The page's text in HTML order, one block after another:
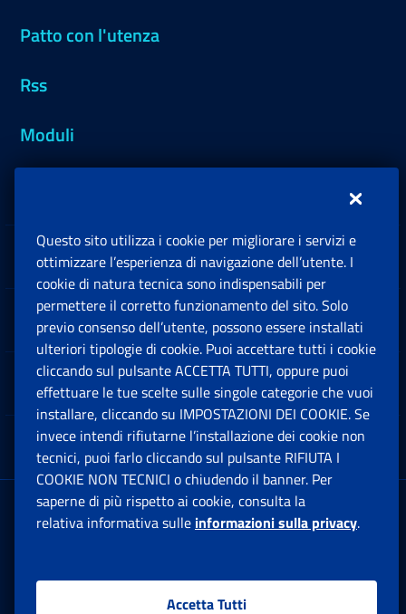
Patto con l'utenza
Rss
Moduli
Sedi e Contatti
Software
Note Legali
App mobile
Sede Legale : Via Ciro il Grande, 21
00144 Roma
Questo sito utilizza i cookie per migliorare i servizi e
ottimizzare l’esperienza di navigazione dell’utente. I
cookie di natura tecnica sono indispensabili per
permettere il corretto funzionamento del sito. Solo
previo consenso dell’utente, possono essere installati
ulteriori tipologie di cookie. Puoi accettare tutti i cookie
cliccando sul pulsante ACCETTA TUTTI, oppure puoi
effettuare le tue scelte sulle singole categorie che vuoi
installare, cliccando su IMPOSTAZIONI DEI COOKIE. Se
invece intendi rifiutarne l’installazione dei cookie non
tecnici, puoi farlo cliccando sul pulsante RIFIUTA I
COOKIE NON TECNICI o chiudendo il banner. Per
saperne di più rispetto ai cookie, consulta la
relativa informativa sulle informazioni sulla privacy.
Accetta Tutti